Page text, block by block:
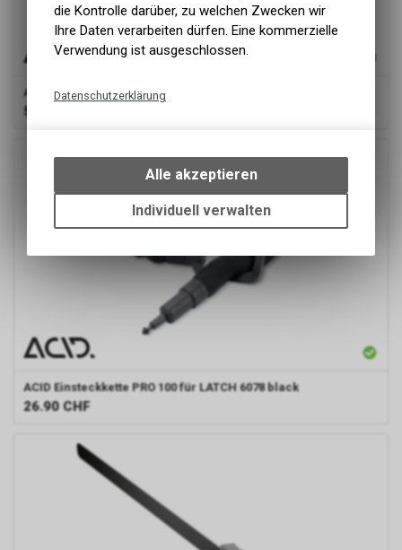
ACID Rahmenschloss LATCH 6078 black
59.90
ACID Einsteckkette PRO 100 für LATCH 6078 black
26.90 CHF
die Kontrolle darüber, zu welchen Zwecken wir
Ihre Daten verarbeiten dürfen. Eine kommerzielle
Verwendung ist ausgeschlossen.
Datenschutzerklärung
bestimmte Interaktionen und
Einstellungen auf Ihrem Gerät,
um die grundlegenden
Funktionen unseres Online-
des Warenkorbs, zu
ermöglichen. Bitte beachten Sie,
dass die gespeicherten Daten
keinerlei Rückschlüsse auf Ihre
persönlichen Informationen
Alle akzeptieren
Individuell verwalten